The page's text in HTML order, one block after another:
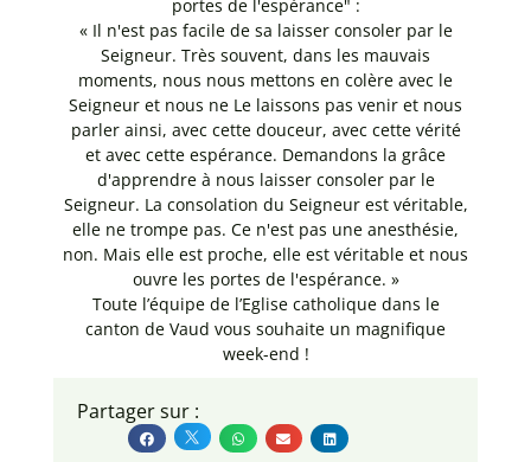
portes de l'espérance" :
« Il n'est pas facile de sa laisser consoler par le
Seigneur. Très souvent, dans les mauvais
moments, nous nous mettons en colère avec le
Seigneur et nous ne Le laissons pas venir et nous
parler ainsi, avec cette douceur, avec cette vérité
et avec cette espérance. Demandons la grâce
d'apprendre à nous laisser consoler par le
Seigneur. La consolation du Seigneur est véritable,
elle ne trompe pas. Ce n'est pas une anesthésie,
non. Mais elle est proche, elle est véritable et nous
ouvre les portes de l'espérance. »
Toute l’équipe de l’Eglise catholique dans le
canton de Vaud vous souhaite un magnifique
week-end !
Partager sur :